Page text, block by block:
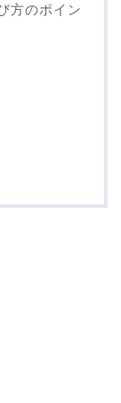
方のポイン